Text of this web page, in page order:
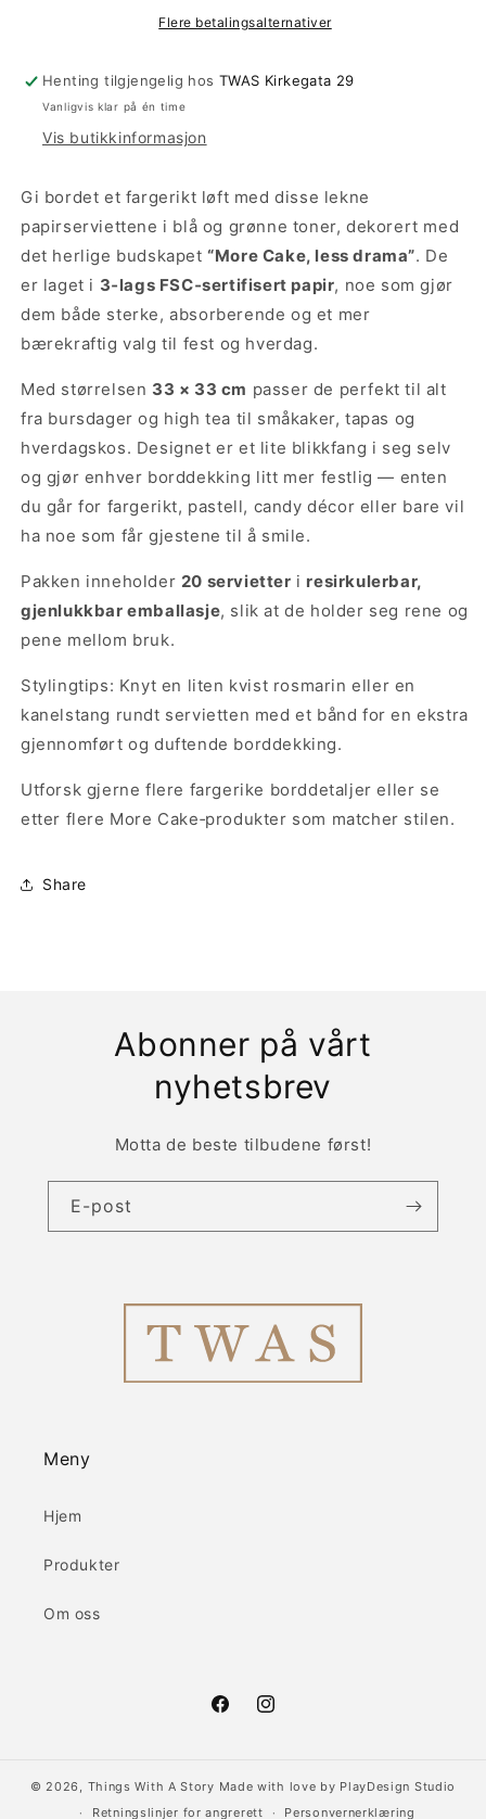
Flere betalingsalternativer
Henting tilgjengelig hos TWAS Kirkegata 29
Vanligvis klar på én time
Vis butikkinformasjon
Gi bordet et fargerikt løft med disse lekne
papirserviettene i blå og grønne toner, dekorert med
det herlige budskapet“More Cake, less drama”. De
er laget i 3‑lags FSC‑sertifisert papir, noe som gjør
dem både sterke, absorberende og et mer
bærekraftig valg til fest og hverdag.
Med størrelsen 33 × 33 cm passer de perfekt til alt
fra bursdager og high tea til småkaker, tapas og
hverdagskos. Designet er et lite blikkfang i seg selv
og gjør enhver borddekking litt mer festlig — enten
du går for fargerikt, pastell, candy décor eller bare vil
ha noe som får gjestene til å smile.
Pakken inneholder 20 servietter i resirkulerbar,
gjenlukkbar emballasje, slik at de holder seg rene og
pene mellom bruk.
Stylingtips: Knyt en liten kvist rosmarin eller en
kanelstang rundt servietten med et bånd for en ekstra
gjennomført og duftende borddekking.
Utforsk gjerne flere fargerike borddetaljer eller se
etter flere More Cake‑produkter som matcher stilen.
Share
Abonner på vårt
nyhetsbrev
Motta de beste tilbudene først!
E-post
Meny
Hjem
Produkter
Om oss
FacebookInstagram
© 2026, Things With A Story Made with love by PlayDesign Studio
Retningslinjer for angrerett
Personvernerklæring